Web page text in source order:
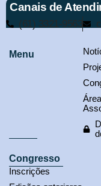
Canais de
(61) 3321-9563
Menu
Congresso
Inscrições